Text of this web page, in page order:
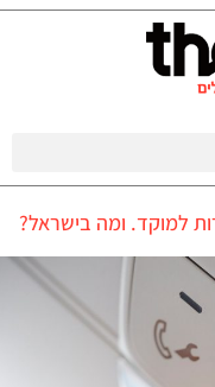
למוקד. ומה בישראל?